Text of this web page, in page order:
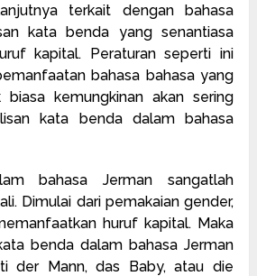
terkait dengan bahasa
kata benda yang senantiasa
kapital. Peraturan seperti ini
bahasa bahasa yang
biasa kemungkinan akan sering
kata benda dalam bahasa
bahasa Jerman sangatlah
Dimulai dari pemakaian gender,
huruf kapital. Maka
benda dalam bahasa Jerman
der Mann, das Baby, atau die